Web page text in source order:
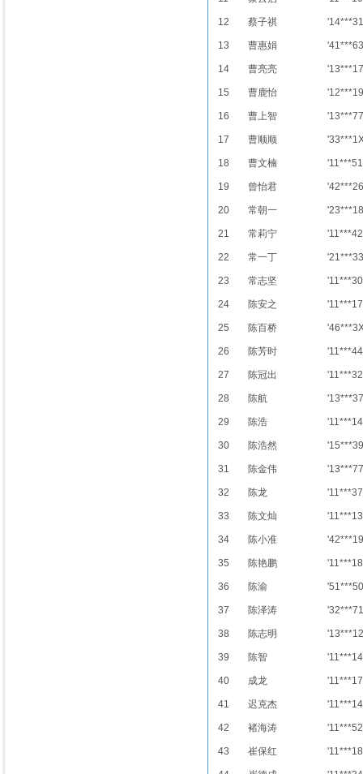
12 蔡子祺 '14***31
13 曹惠娟 '41***63
14 曹亮亮 '13***17
15 曹鹿怡 '12***19
16 曹上智 '13***77
17 曹顺顺
18 曹文楠 '11***51
19 曾怡君 '42***26
20 常朝一 '23***18
21 常莉宁 '11***42
22 常一丁 '21***33
23 常志坚 '11***30
24 陈安之 '11***17
25 陈百桥
26 陈芳时 '11***44
27 陈冠出 '11***32
28 陈航 '13***37
29 陈浩 '11***14
30 陈浩然 '15***39
31 陈金伟 '13***77
32 陈龙 '11***37
33 陈文灿 '11***13
34 陈小准 '42***19
35 陈艳鹏 '11***18
36 陈渝 '51***50
37 陈泽涛 '32***71
38 陈志明 '13***12
39 陈智 '11***14
40 成龙 '11***17
41 迟克杰 '11***14
42 褚海涛 '11***52
43 崔保红 '11***18